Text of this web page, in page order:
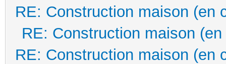
RE: Construction maison (en
RE: Construction maison
RE: Construction maison (en